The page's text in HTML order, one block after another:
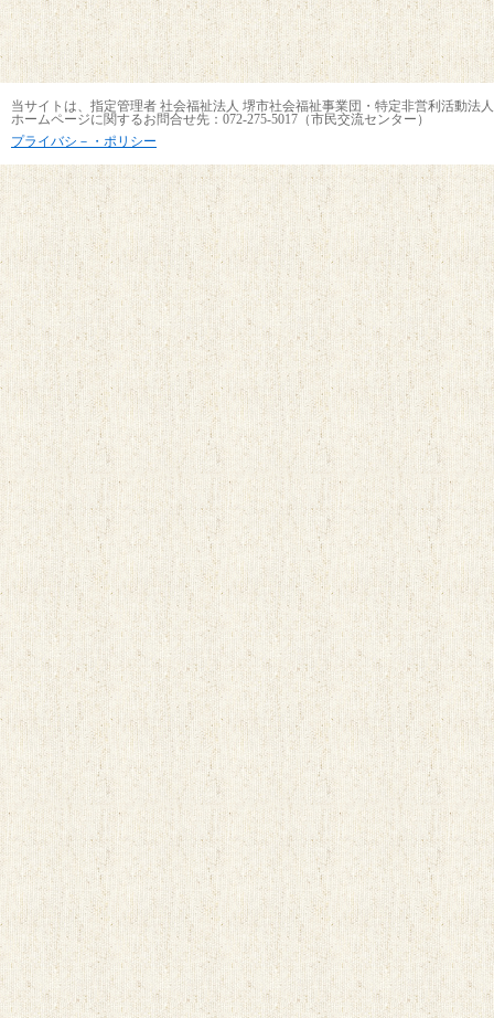
当サイトは、指定管理者 社会福祉法人 堺市社会福祉事業団・特定非営利活動
ホームページに関するお問合せ先：072-275-5017（市民交流センター）
プライバシ－・ポリシー